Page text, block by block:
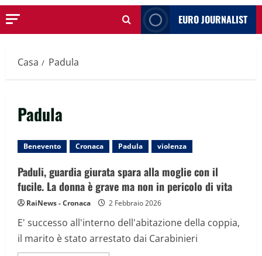
EURO JOURNALIST
Casa Padula
Padula
Benevento Cronaca Padula violenza
Paduli, guardia giurata spara alla moglie con il
fucile. La donna è grave ma non in pericolo di vita
RaiNews - Cronaca 2 Febbraio 2026
E' successo all'interno dell'abitazione della coppia,
il marito è stato arrestato dai Carabinieri